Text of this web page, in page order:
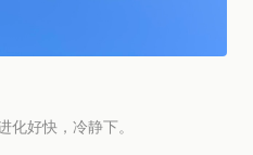
化好快，冷静下。